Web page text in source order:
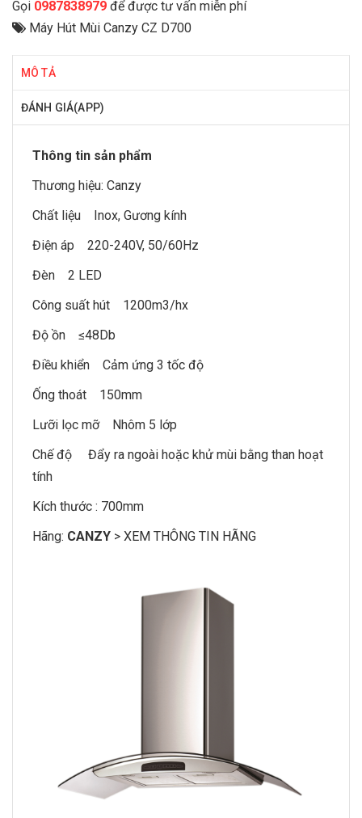
Gọi 0987838979 để được tư vấn miễn phí
Máy Hút Mùi Canzy CZ D700
MÔ TẢ
ĐÁNH GIÁ(APP)
Thông tin sản phẩm
Thương hiệu: Canzy
Chất liệu Inox, Gương kính
Điện áp 220-240V, 50/60Hz
Đèn 2 LED
Công suất hút 1200m3/hx
Độ ồn ≤48Db
Điều khiển Cảm ứng 3 tốc độ
Ống thoát 150mm
Lưỡi lọc mỡ Nhôm 5 lớp
Chế độ Đẩy ra ngoài hoặc khử mùi bằng than hoạt
tính
Kích thước : 700mm
Hãng: CANZY > XEM THÔNG TIN HÃNG